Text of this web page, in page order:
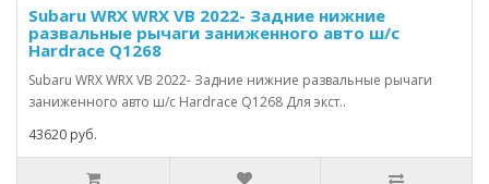
Subaru WRX WRX VB 2022- Задние нижние
развальные рычаги заниженного авто ш/с
Hardrace Q1268
Subaru WRX WRX VB 2022- Задние нижние развальные рычаги
заниженного авто ш/с Hardrace Q1268 Для экст..
43620 руб.